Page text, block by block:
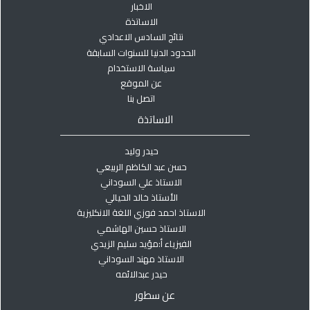
الاخبار
الاساتذة
نتائج السادس الاعدادي
الحدود الدنيا للسنوات السابقة
سياسة الاستخدام
عن الموقع
اتصل بنا
الاساتذة
حيدر وليد
حسن عبد الكاظم الربيعي
الاستاذ علي السوداني
الأستاذ خالد الحيالي
الاستاذ احمد فوزي اللغة الانكليزية
الاستاذ حسين الهاشمي
الفيزياء أ:مؤيد سليم الزيدي
الاستاذ مهند السوداني
حيدر عبدالائمه
عن سطور